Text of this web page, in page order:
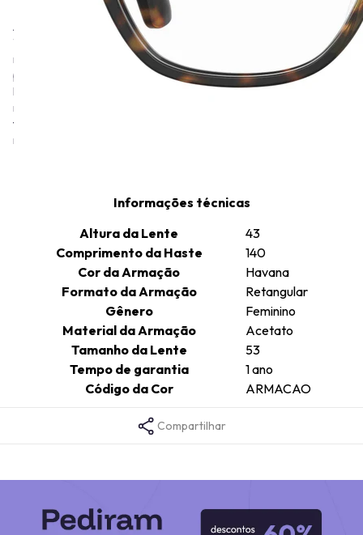
A Moschino, conhecida pela sua linha de óculos, foi fundada em
1983 por Franco Moschino, um estilista italiano. A marca
rapidamente se destacou pela sua abordagem irreverente e
provocativa na moda, desafiando as convenções tradicionais. A
linha de óculos Moschino, assim como as roupas e acessórios da
marca, também incorpora este estilo irreverente e humorado,
frequentemente com detalhes como o famoso urso Ted da
marca.
Informações técnicas
Altura da Lente
43
Comprimento da Haste
140
Cor da Armação
Havana
Formato da Armação
Retangular
Gênero
Feminino
Material da Armação
Acetato
Tamanho da Lente
53
Tempo de garantia
1 ano
Código da Cor
ARMACAO
Compartilhar